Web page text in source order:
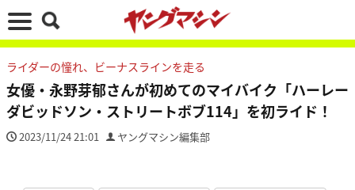
ライダーの憧れ、ビーナスラインを走る
女優・永野芽郁さんが初めてのマイバイク「ハーレー
ダビッドソン・ストリートボブ114」を初ライド！
2023/11/24 21:01 ヤングマシン編集部